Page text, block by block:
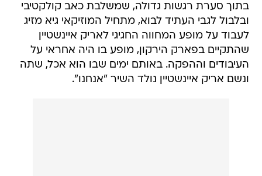
בתוך סערת רגשות גדולה, שמשלבת כאב קולקטיבי
ובלבול לגבי העתיד לבוא, מתחיל המוזיקאי גיא מזיג
לעבוד על מופע המחווה החגיגי לאריק איינשטיין
שהתקיים בפארק הירקון, מופע בו היה אחראי על
העיבודים וההפקה. באותם ימים שבו הוא אכל, שתה
ונשם אריק איינשטיין נולד השיר "אנחנו".